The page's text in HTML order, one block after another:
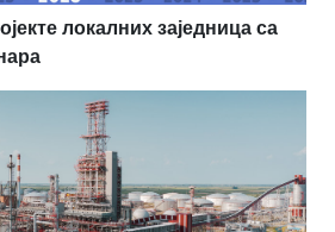
локалних заједница са